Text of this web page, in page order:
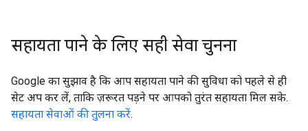
सहायता पाने के लिए सही सेवा चुनना
Google का सुझाव है कि आप सहायता पाने की सुविधा को पहले से ही
सेट अप कर लें, ताकि ज़रूरत पड़ने पर आपको तुरंत सहायता मिल सके.
सहायता सेवाओं की तुलना करें.